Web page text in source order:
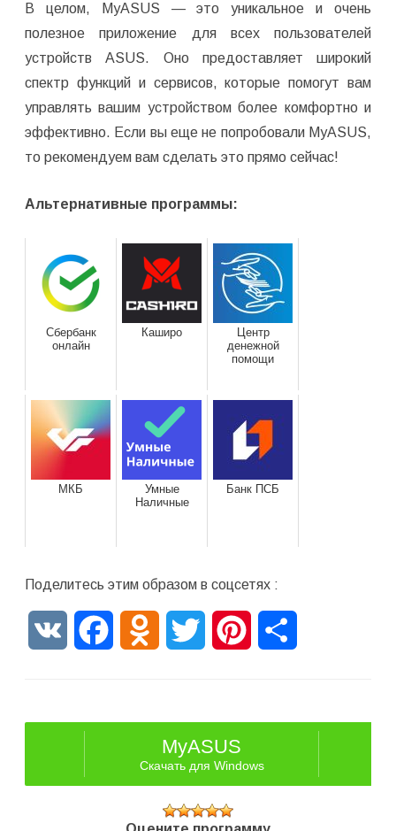
В целом, MyASUS — это уникальное и очень
полезное приложение для всех пользователей
устройств ASUS. Оно предоставляет широкий
спектр функций и сервисов, которые помогут вам
управлять вашим устройством более комфортно и
эффективно. Если вы еще не попробовали MyASUS,
то рекомендуем вам сделать это прямо сейчас!
Альтернативные программы:
Сбербанк
онлайн
Каширо
Центр
денежной
помощи
МКБ
Умные
Наличные
Банк ПСБ
Поделитесь этим образом в соцсетях :
VK FacebookOdnoklassniki
Twitter Pinterest
MyASUS
Скачать для Windows